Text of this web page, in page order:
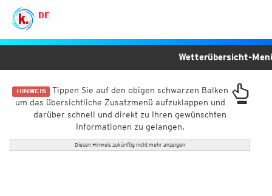
DE
HINWEIS Tippen Sie auf den obigen schwarzen Balken
um das übersichtliche Zusatzmenü aufzuklappen und
darüber schnell und direkt zu Ihren gewünschten
Informationen zu gelangen.
Diesen Hinweis zukünftig nicht mehr anzeigen
Wetterübersicht-